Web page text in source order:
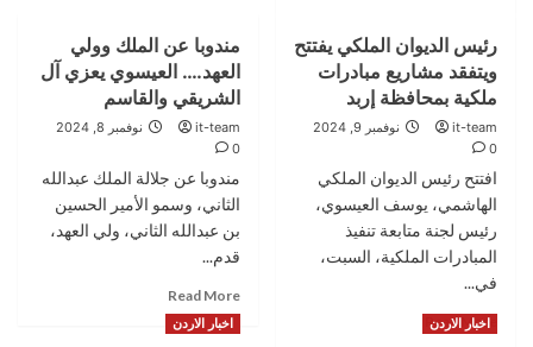
الأردن
يدين
اعتداء
بمعسكر
التحالف
الداعمة
للشرعية
اليمنية
عن
الملك
وولي
العهد….
العيسوي
عشيرة
الفاعور
رئيس الديوان الملكي يفتتح
ويتفقد مشاريع مبادرات
ملكية بمحافظة إربد
it-team
نوفمبر 9, 2024
0
افتتح رئيس الديوان الملكي
الهاشمي، يوسف العيسوي،
رئيس لجنة متابعة تنفيذ
المبادرات الملكية، السبت،
في...
Read More
Read
مندوبا عن الملك وولي
العهد…. العيسوي يعزي آل
الشريقي والقاسم
it-team
نوفمبر 8, 2024
0
مندوبا عن جلالة الملك عبدالله
الثاني، وسمو الأمير الحسين
بن عبدالله الثاني، ولي العهد،
قدم...
Read More
more
about
اخبار الاردن اخبار الاردن